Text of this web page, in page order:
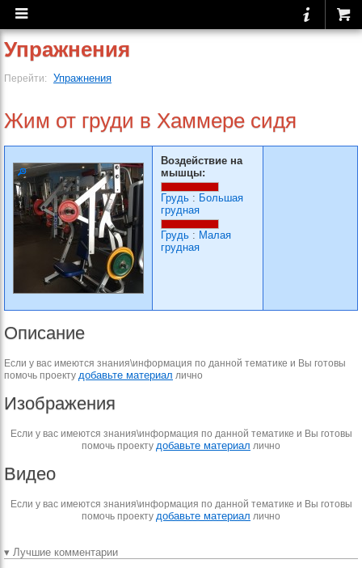
Упражнения
Перейти: Упражнения
Жим от груди в Хаммере сидя
Воздействие на
мышцы:
Грудь : Большая
грудная
Грудь : Малая
грудная
Описание
Если у вас имеются знания\информация по данной тематике и Вы готовы
помочь проекту добавьте материал лично
Изображения
Если у вас имеются знания\информация по данной тематике и Вы готовы
помочь проекту добавьте материал лично
Видео
Если у вас имеются знания\информация по данной тематике и Вы готовы
помочь проекту добавьте материал лично
▾ Лучшие комментарии